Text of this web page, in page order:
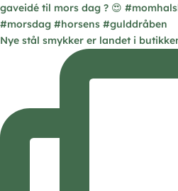
Nye stål smykker er landet i